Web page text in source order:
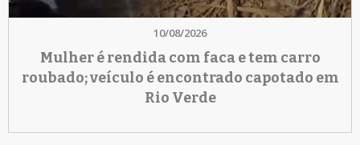
10/08/2026
Mulher é rendida com faca e tem carro
roubado; veículo é encontrado capotado em
Rio Verde